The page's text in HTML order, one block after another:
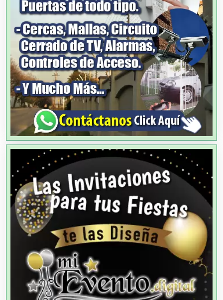
Agencias de Colocación
Agencias de Modelos
Agencias de Publicidad
Agencias de Viajes
Agricultores
Agricultura y Ganadería
Agua Purificada
Aire Acondicionado